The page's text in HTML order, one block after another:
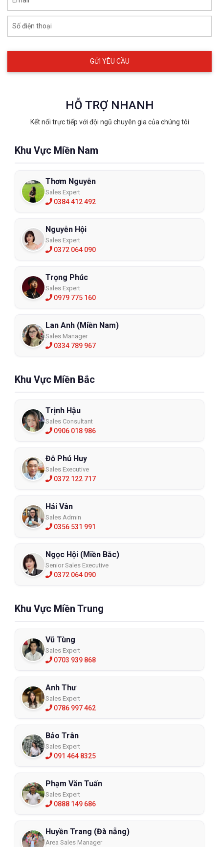
Số điện thoại
HỖ TRỢ NHANH
Kết nối trực tiếp với đội ngũ chuyên gia của chúng tôi
Khu Vực Miền Nam
Thơm Nguyễn
Sales Expert
0384 412 492
Nguyễn Hội
Sales Expert
0372 064 090
Trọng Phúc
Sales Expert
0979 775 160
Lan Anh (Miền Nam)
Sales Manager
0334 789 967
Khu Vực Miền Bắc
Trịnh Hậu
Sales Consultant
0906 018 986
Đỗ Phú Huy
Sales Executive
0372 122 717
Hải Vân
Sales Admin
0356 531 991
Ngọc Hội (Miền Bắc)
Senior Sales Executive
0372 064 090
Khu Vực Miền Trung
Vũ Tùng
Sales Expert
0703 939 868
Anh Thư
Sales Expert
0786 997 462
Bảo Trân
Sales Expert
091 464 8325
Phạm Văn Tuấn
Sales Expert
0888 149 686
Huyền Trang (Đà nẵng)
Area Sales Manager